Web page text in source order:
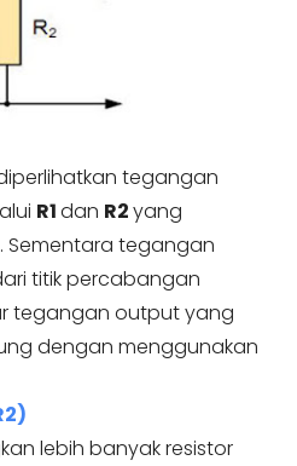
tegangan
R1dan R2yang
Sementara tegangan
titik percabangan
tegangan output yang
dengan menggunakan
lebih banyak resistor